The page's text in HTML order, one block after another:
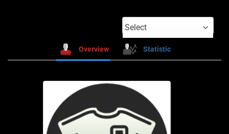
Select
Overview Statistic